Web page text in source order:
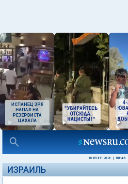
ИСПАНЕЦ ЗРЯ
НАПАЛ НА
РЕЗЕРВИСТА
ЦАХАЛА
10 ИЮНЯ 2026 00:48
ИЗРАИЛЬ